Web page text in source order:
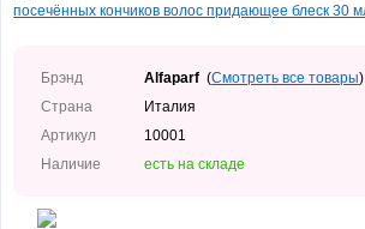
телом
Уход
руками
Брэнд Alfaparf (Смотреть все товары)
Страна
Италия
Артикул
10001
Наличие
есть на складе